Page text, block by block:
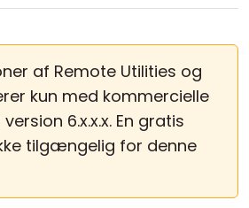
af Remote Utilities og
kun med kommercielle
6.x.x.x. En gratis
tilgængelig for denne
Sektor